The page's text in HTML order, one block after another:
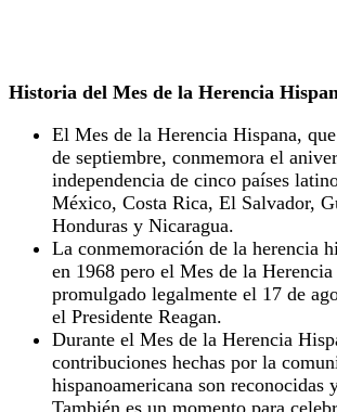
Historia del Mes de la Herencia
El Mes de la Herencia Hispana,
de septiembre, conmemora el
independencia de cinco países
México, Costa Rica, El Salvador,
Honduras y Nicaragua.
La conmemoración de la herencia
en 1968 pero el Mes de la
promulgado legalmente el 17 de
el Presidente Reagan.
Durante el Mes de la Herencia
contribuciones hechas por la
hispanoamericana son reconocidas
También es un momento para